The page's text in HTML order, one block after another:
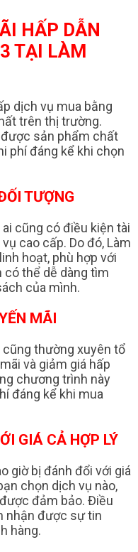
HẤP DẪN
TẠI LÀM
dịch vụ mua bằng
trên thị trường.
sản phẩm chất
phí đáng kể khi chọn
TƯỢNG
cũng có điều kiện tài
cao cấp. Do đó, Làm
hoạt, phù hợp với
có thể dễ dàng tìm
của mình.
MÃI
cũng thường xuyên tổ
và giảm giá hấp
chương trình này
đáng kể khi mua
GIÁ CẢ HỢP LÝ
giờ bị đánh đổi với giá
chọn dịch vụ nào,
đảm bảo. Điều
nhận được sự tin
hàng.